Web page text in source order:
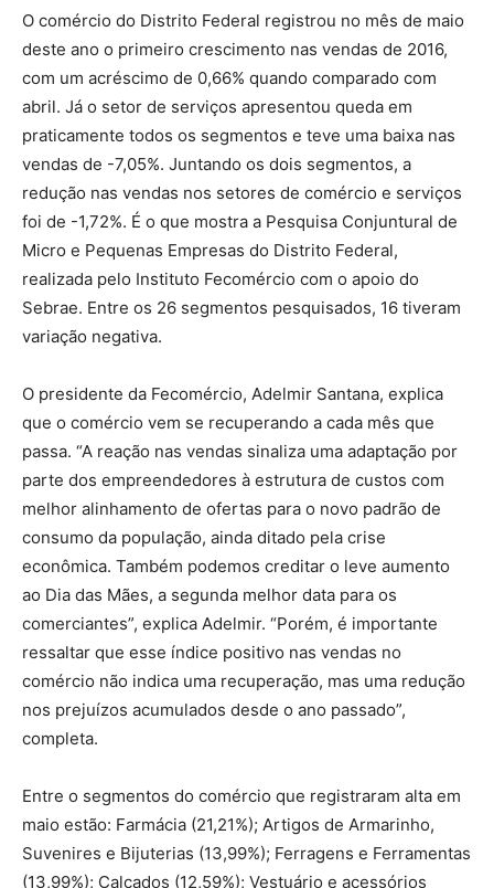
O comércio do Distrito Federal registrou no mês de maio
deste ano o primeiro crescimento nas vendas de 2016,
com um acréscimo de 0,66% quando comparado com
abril. Já o setor de serviços apresentou queda em
praticamente todos os segmentos e teve uma baixa nas
vendas de -7,05%. Juntando os dois segmentos, a
redução nas vendas nos setores de comércio e serviços
foi de -1,72%. É o que mostra a Pesquisa Conjuntural de
Micro e Pequenas Empresas do Distrito Federal,
realizada pelo Instituto Fecomércio com o apoio do
Sebrae. Entre os 26 segmentos pesquisados, 16 tiveram
variação negativa.
O presidente da Fecomércio, Adelmir Santana, explica
que o comércio vem se recuperando a cada mês que
passa. “A reação nas vendas sinaliza uma adaptação por
parte dos empreendedores à estrutura de custos com
melhor alinhamento de ofertas para o novo padrão de
consumo da população, ainda ditado pela crise
econômica. Também podemos creditar o leve aumento
ao Dia das Mães, a segunda melhor data para os
comerciantes”, explica Adelmir. “Porém, é importante
ressaltar que esse índice positivo nas vendas no
comércio não indica uma recuperação, mas uma redução
nos prejuízos acumulados desde o ano passado”,
completa.
Entre o segmentos do comércio que registraram alta em
maio estão: Farmácia (21,21%); Artigos de Armarinho,
Suvenires e Bijuterias (13,99%); Ferragens e Ferramentas
(13,99%); Calçados (12,59%); Vestuário e acessórios